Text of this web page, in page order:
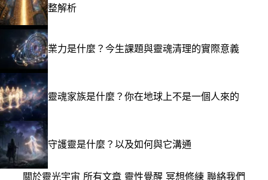
整解析
業力是什麼？今生課題與靈魂清理的實際意義
靈魂家族是什麼？你在地球上不是一個人來的
守護靈是什麼？以及如何與它溝通
關於靈光宇宙 所有文章 靈性覺醒 冥想修練 聯絡我們